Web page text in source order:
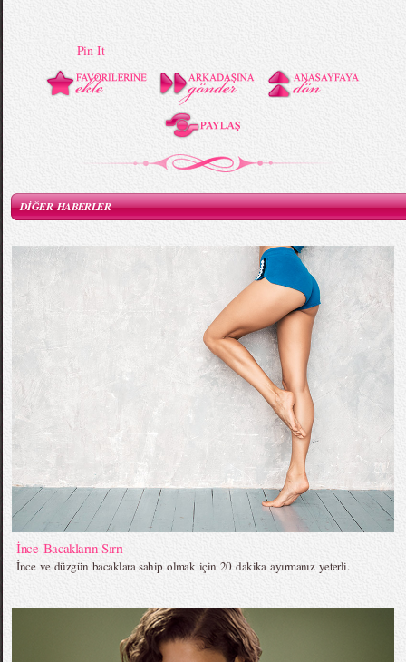
Pin It
DİĞER HABERLER
İnce Bacakların Sırrı
İnce ve düzgün bacaklara sahip olmak için 20 dakika ayırmanız yeterli.